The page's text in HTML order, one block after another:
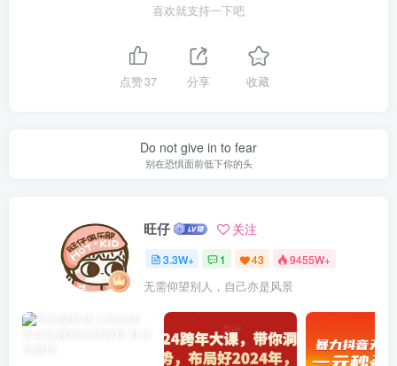
喜欢就支持一下吧
点赞37 分享 收藏
Do not give in to fear
别在恐惧面前低下你的头
旺仔 关注
3.3W+ 1 43 9455W+
无需仰望别人，自己亦是风景